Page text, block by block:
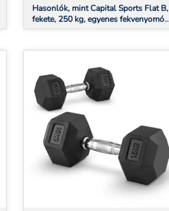
Hasonlók, mint Capital Sports Flat B,
fekete, 250 kg, egyenes fekvenyomó
pad, súlyzó pad, acél